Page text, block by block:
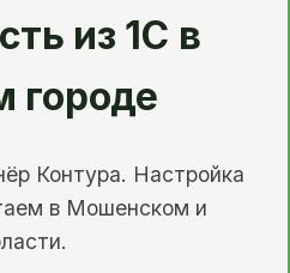
из 1С в
городе
Контура. Настройка
в Мошенском и